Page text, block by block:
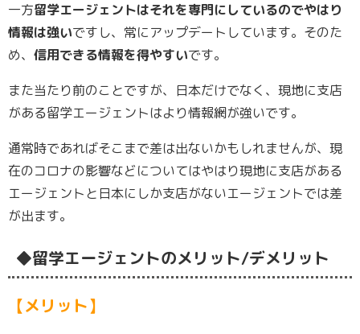
一方留学エージェントはそれを専門にしているのでやはり
情報は強いですし、常にアップデートしています。そのた
め、 信用できる情報を得やすいです。
また当たり前のことですが、日本だけでなく、現地に支店
がある留学エージェントはより情報網が強いです。
通常時であればそこまで差は出ないかもしれませんが、現
在のコロナの影響などについてはやはり現地に支店がある
エージェントと日本にしか支店がないエージェントでは差
が出ます。
◆留学エージェントのメリット/デメリット
【メリット】